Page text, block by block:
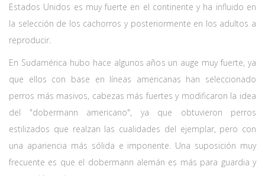
Estados Unidos es muy fuerte en el continente y ha influido en
la selección de los cachorros y posteriormente en los adultos a
reproducir.
En Sudamérica hubo hace algunos años un auge muy fuerte, ya
que ellos con base en líneas americanas han seleccionado
perros más masivos, cabezas más fuertes y modificaron la idea
del "dobermann americano", ya que obtuvieron perros
estilizados que realzan las cualidades del ejemplar, pero con
una apariencia más sólida e imponente. Una suposición muy
frecuente es que el dobermann alemán es más para guardia y